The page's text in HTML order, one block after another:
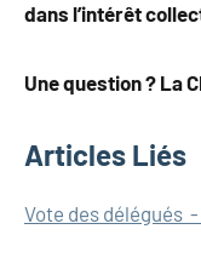
dans l’intérêt
Une question ? La
Articles Liés
Vote des délégués
Navigation